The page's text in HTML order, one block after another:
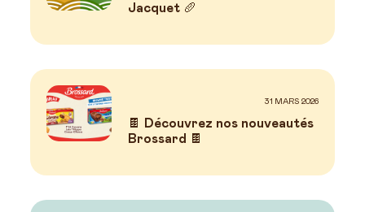
Jacquet 🥖
31 MARS 2026
🍫 Découvrez nos nouveautés
Brossard 🍫